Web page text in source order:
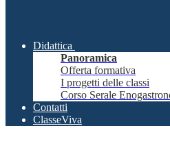
Didattica
Panoramica
Offerta formativa
I progetti delle classi
Corso Serale
Contatti
ClasseViva